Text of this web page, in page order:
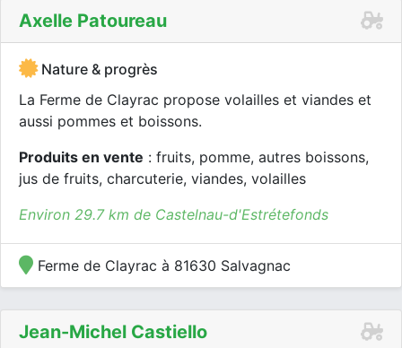
Axelle Patoureau
Nature & progrès
La Ferme de Clayrac propose volailles et viandes et
aussi pommes et boissons.
Produits en vente : fruits, pomme, autres boissons,
jus de fruits, charcuterie, viandes, volailles
Environ 29.7 km de Castelnau-d'Estrétefonds
Ferme de Clayrac à 81630 Salvagnac
Jean-Michel Castiello